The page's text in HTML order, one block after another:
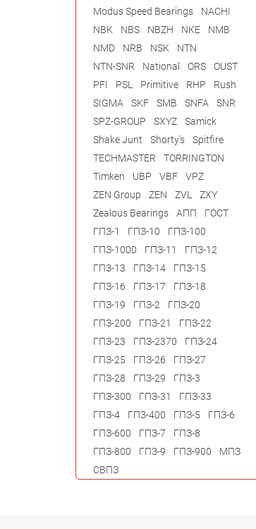
Modus Speed Bearings
NACHI
NBK
NBS NBZH NKE
NMB
NMD
NRB NSK
NTN
NTN-SNR
National ORS
OUST
PFI
PSL Primitive RHP
Rush
SIGMA
SKF SMB SNFA
SNR
SPZ-GROUP
SXYZ
Samick
Shake Junt
Shorty's
Spitfire
TECHMASTER
TORRINGTON
Timken
UBP VBF
VPZ
ZEN Group
ZEN ZVL
ZXY
Zealous Bearings
АПП
ГОСТ
ГПЗ-1
ГПЗ-10
ГПЗ-100
ГПЗ-1000
ГПЗ-11
ГПЗ-12
ГПЗ-13
ГПЗ-14
ГПЗ-15
ГПЗ-16
ГПЗ-17
ГПЗ-18
ГПЗ-19
ГПЗ-2
ГПЗ-20
ГПЗ-200
ГПЗ-21
ГПЗ-22
ГПЗ-23
ГПЗ-2370
ГПЗ-24
ГПЗ-25
ГПЗ-26
ГПЗ-27
ГПЗ-28
ГПЗ-29
ГПЗ-3
ГПЗ-300
ГПЗ-31
ГПЗ-33
ГПЗ-4
ГПЗ-400 ГПЗ-5
ГПЗ-6
ГПЗ-600
ГПЗ-7
ГПЗ-8
ГПЗ-800
ГПЗ-9 ГПЗ-900
МПЗ
СВПЗ